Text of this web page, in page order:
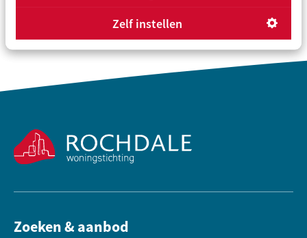
Zelf instellen
Zoeken & aanbod